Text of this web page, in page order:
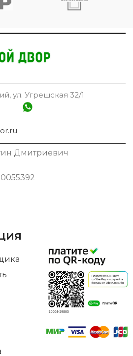
ул. Угрешская 32/1
Дмитриевич